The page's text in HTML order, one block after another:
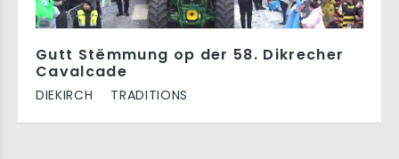
Gutt Stëmmung op der 58. Dikrecher
Cavalcade
DIEKIRCH TRADITIONS